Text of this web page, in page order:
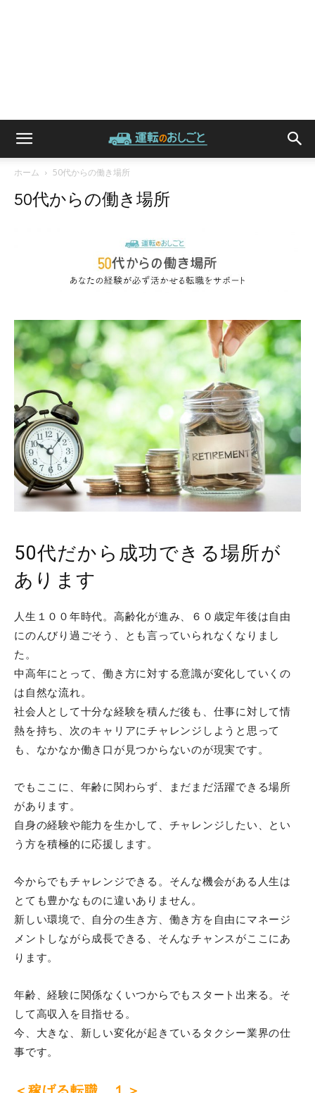
ホーム 50代からの働き場所
50代からの働き場所
50代だから成功できる場所が
あります
人生１００年時代。高齢化が進み、６０歳定年後は自由
にのんびり過ごそう、とも言っていられなくなりまし
た。
中高年にとって、働き方に対する意識が変化していくの
は自然な流れ。
社会人として十分な経験を積んだ後も、仕事に対して情
熱を持ち、次のキャリアにチャレンジしようと思って
も、なかなか働き口が見つからないのが現実です。
でもここに、年齢に関わらず、まだまだ活躍できる場所
があります。
自身の経験や能力を生かして、チャレンジしたい、とい
う方を積極的に応援します。
今からでもチャレンジできる。そんな機会がある人生は
とても豊かなものに違いありません。
新しい環境で、自分の生き方、働き方を自由にマネージ
メントしながら成長できる、そんなチャンスがここにあ
ります。
年齢、経験に関係なくいつからでもスタート出来る。そ
して高収入を目指せる。
今、大きな、新しい変化が起きているタクシー業界の仕
事です。